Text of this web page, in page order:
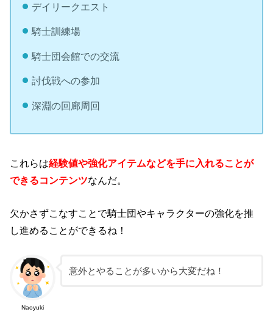
デイリークエスト
騎士訓練場
騎士団会館での交流
討伐戦への参加
深淵の回廊周回
これらは経験値や強化アイテムなどを手に入れることが
できるコンテンツなんだ。
欠かさずこなすことで騎士団やキャラクターの強化を推
し進めることができるね！
Naoyuki
意外とやることが多いから大変だね！